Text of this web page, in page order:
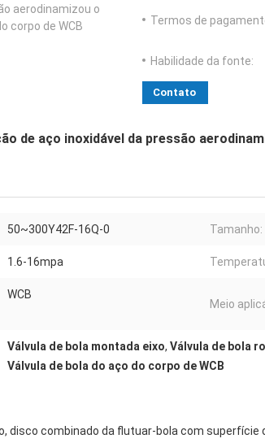
aerodinamizou o
corpo de WCB
Termos de
Habilidade da fonte:
Contato
de aço inoxidável da pressão
50~300Y42F-16Q-0 Tamanho:
1.6-16mpa
WCB
Meio
Válvula de bola montada eixo, Válvula de bola
Válvula de bola do aço do corpo de WCB
disco combinado da flutuar-bola com